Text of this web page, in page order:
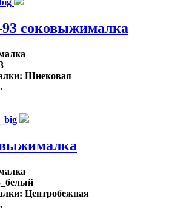
соковыжималка
: Шнековая
: Центробежная